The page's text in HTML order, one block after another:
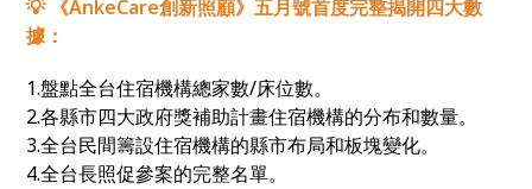
💡 《AnkeCare創新照顧》五月號首度完整揭開四大數
據：
1.盤點全台住宿機構總家數/床位數。
2.各縣市四大政府獎補助計畫住宿機構的分布和數量。
3.全台民間籌設住宿機構的縣市布局和板塊變化。
4.全台長照促參案的完整名單。